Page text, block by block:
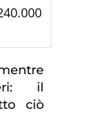
il
ciò